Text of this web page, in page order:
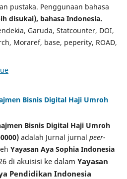
pustaka. Penggunaan bahasa
disukai), bahasa Indonesia.
Garuda, Statcounter, DOI,
Moraref, base, peperity, ROAD,
Bisnis Digital Haji Umroh
Bisnis Digital Haji Umroh
)adalah Jurnal jurnal peer-
Yayasan Aya Sophia Indonesia
di akuisisi ke dalam Yayasan
Pendidikan Indonesia